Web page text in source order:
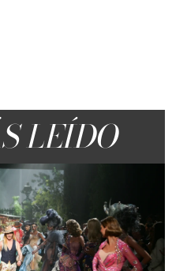
LEÍDO